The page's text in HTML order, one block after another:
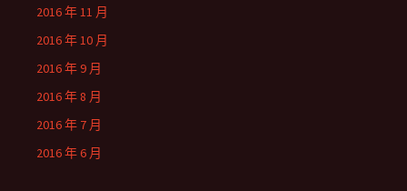
2016 年 11 月
2016 年 10 月
2016 年 9 月
2016 年 8 月
2016 年 7 月
2016 年 6 月